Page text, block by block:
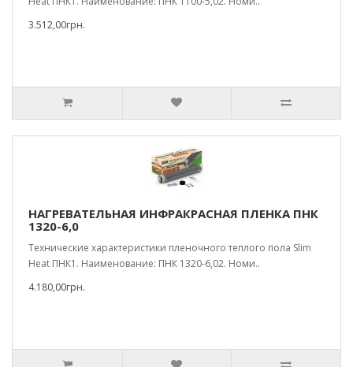
3.512,00грн.
НАГРЕВАТЕЛЬНАЯ ИНФРАКРАСНАЯ ПЛЕНКА ПНК
1320-6,0
Технические характеристики пленочного теплого пола Slim
Heat ПНК1. Наименование: ПНК 1320-6,02. Номи..
4.180,00грн.